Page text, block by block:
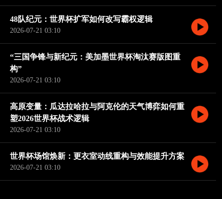
48队纪元：世界杯扩军如何改写霸权逻辑
2026-07-21 03:10
“三国争锋与新纪元：美加墨世界杯淘汰赛版图重
构”
2026-07-21 03:10
高原变量：瓜达拉哈拉与阿克伦的天气博弈如何重
塑2026世界杯战术逻辑
2026-07-21 03:10
世界杯场馆焕新：更衣室动线重构与效能提升方案
2026-07-21 03:10